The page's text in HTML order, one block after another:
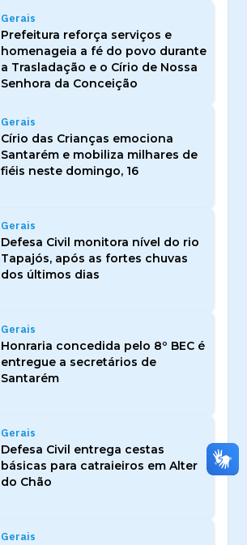
Gerais
Prefeitura reforça serviços e
homenageia a fé do povo durante
a Trasladação e o Círio de Nossa
Senhora da Conceição
Gerais
Círio das Crianças emociona
Santarém e mobiliza milhares de
fiéis neste domingo, 16
Gerais
Defesa Civil monitora nível do rio
Tapajós, após as fortes chuvas
dos últimos dias
Gerais
Honraria concedida pelo 8º BEC é
entregue a secretários de
Santarém
Gerais
Defesa Civil entrega cestas
básicas para catraieiros em Alter
do Chão
Gerais